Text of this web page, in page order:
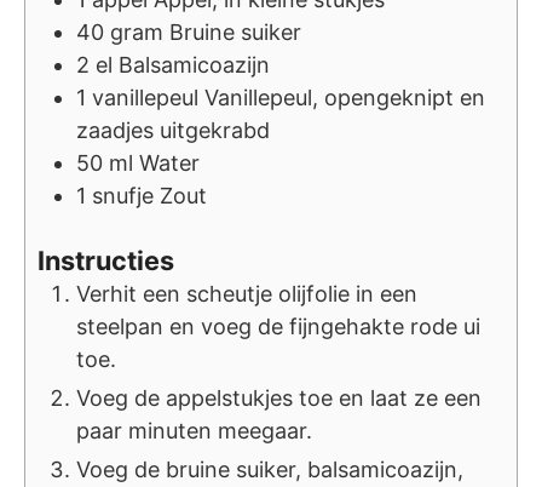
40 gram Bruine suiker
2 el Balsamicoazijn
1 vanillepeul Vanillepeul, opengeknipt en
zaadjes uitgekrabd
50 ml Water
1 snufje Zout
Instructies
Verhit een scheutje olijfolie in een
steelpan en voeg de fijngehakte rode ui
toe.
Voeg de appelstukjes toe en laat ze een
paar minuten meegaar.
Voeg de bruine suiker, balsamicoazijn,